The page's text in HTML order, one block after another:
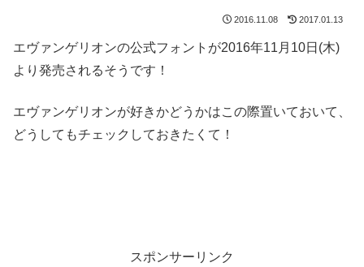
2016.11.08 2017.01.13
エヴァンゲリオンの公式フォントが2016年11月10日(木)
より発売されるそうです！
エヴァンゲリオンが好きかどうかはこの際置いておいて、
どうしてもチェックしておきたくて！
スポンサーリンク